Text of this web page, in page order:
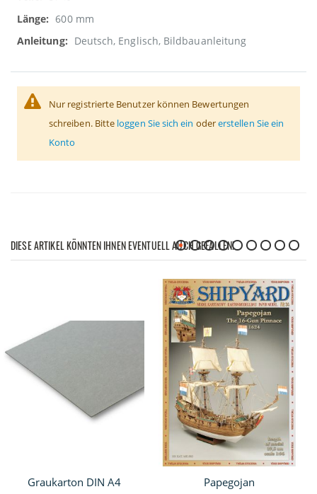
600 mm
Deutsch, Englisch, Bildbauanleitung
Nur registrierte Benutzer können Bewertungen
schreiben. Bitte loggen Sie sich ein odererstellen Sie ein
Konto
DIESE ARTIKEL KÖNNTEN IHNEN EVENTUELL AUCH GEFALLEN!
Graukarton DIN A4 Papegojan